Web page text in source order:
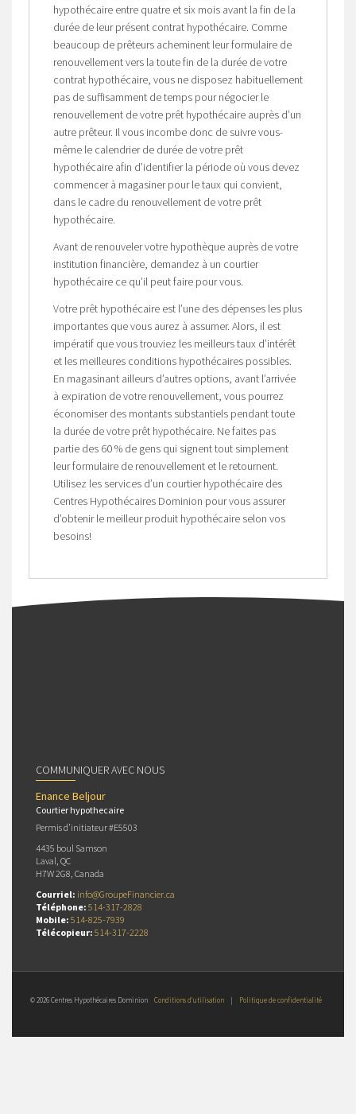
hypothécaire entre quatre et six mois avant la fin de la
durée de leur présent contrat hypothécaire. Comme
beaucoup de prêteurs acheminent leur formulaire de
renouvellement vers la toute fin de la durée de votre
contrat hypothécaire, vous ne disposez habituellement
pas de suffisamment de temps pour négocier le
renouvellement de votre prêt hypothécaire auprès d’un
autre prêteur. Il vous incombe donc de suivre vous-
même le calendrier de durée de votre prêt
hypothécaire afin d’identifier la période où vous devez
commencer à magasiner pour le taux qui convient,
dans le cadre du renouvellement de votre prêt
hypothécaire.
Avant de renouveler votre hypothèque auprès de votre
institution financière, demandez à un courtier
hypothécaire ce qu’il peut faire pour vous.
Votre prêt hypothécaire est l’une des dépenses les plus
importantes que vous aurez à assumer. Alors, il est
impératif que vous trouviez les meilleurs taux d’intérêt
et les meilleures conditions hypothécaires possibles.
En magasinant ailleurs d’autres options, avant l’arrivée
à expiration de votre renouvellement, vous pourrez
économiser des montants substantiels pendant toute
la durée de votre prêt hypothécaire. Ne faites pas
partie des 60 % de gens qui signent tout simplement
leur formulaire de renouvellement et le retournent.
Utilisez les services d’un courtier hypothécaire des
Centres Hypothécaires Dominion pour vous assurer
d’obtenir le meilleur produit hypothécaire selon vos
besoins!
COMMUNIQUER AVEC NOUS
Enance Beljour
Courtier hypothecaire
Permis d’initiateur #E5503
4435 boul Samson
Laval, QC
H7W 2G8, Canada
Courriel: info@GroupeFinancier.ca
Téléphone: 514-317-2828
Mobile: 514-825-7939
Télécopieur: 514-317-2228
© 2026 Centres Hypothécaires Dominion Conditions d’utilisation Politique de confidentialité